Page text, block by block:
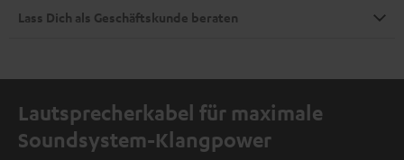
Lass Dich als Geschäftskunde beraten
Lautsprecherkabel für maximale
Soundsystem-Klangpower